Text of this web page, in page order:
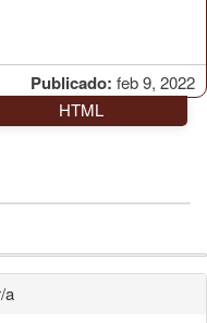
Publicado: feb 9, 2022
HTML
a